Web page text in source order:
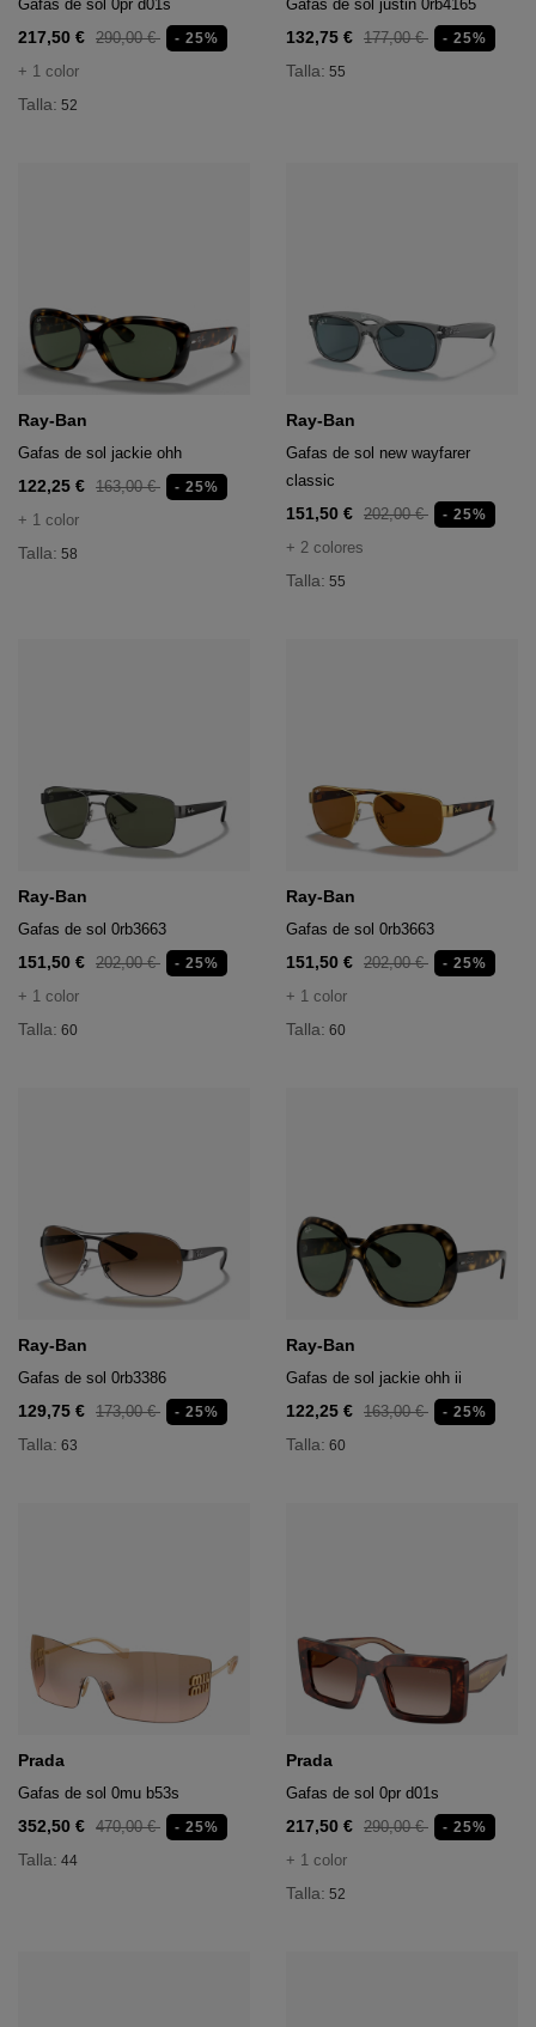
Gafas de sol 0pr d01s
217,50 € 290,00 € - 25%
+ 1 color
Talla: 52
Gafas de sol justin 0rb4165
132,75 € 177,00 € - 25%
Talla: 55
Ray-Ban
Gafas de sol jackie ohh
122,25 € 163,00 € - 25%
+ 1 color
Talla: 58
Ray-Ban
Gafas de sol new wayfarer
classic
151,50 € 202,00 € - 25%
+ 2 colores
Talla: 55
Ray-Ban
Gafas de sol 0rb3663
151,50 € 202,00 € - 25%
+ 1 color
Talla: 60
Ray-Ban
Gafas de sol 0rb3663
151,50 € 202,00 € - 25%
+ 1 color
Talla: 60
Ray-Ban
Gafas de sol 0rb3386
129,75 € 173,00 € - 25%
Talla: 63
Ray-Ban
Gafas de sol jackie ohh ii
122,25 € 163,00 € - 25%
Talla: 60
Prada
Gafas de sol 0mu b53s
352,50 € 470,00 € - 25%
Talla: 44
Prada
Gafas de sol 0pr d01s
217,50 € 290,00 € - 25%
+ 1 color
Talla: 52